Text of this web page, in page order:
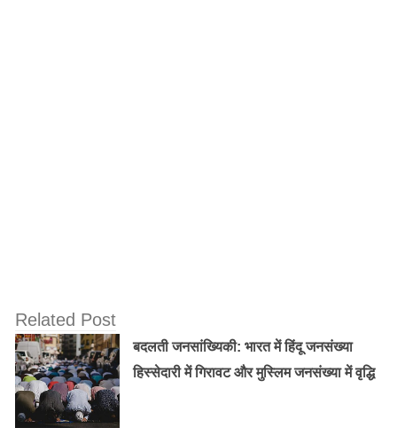
Registration की Last Date आगे बढ़ाई, जानिए डिटेल
Related Post
बदलती जनसांख्यिकी: भारत में हिंदू जनसंख्या
हिस्सेदारी में गिरावट और मुस्लिम जनसंख्या में वृद्धि